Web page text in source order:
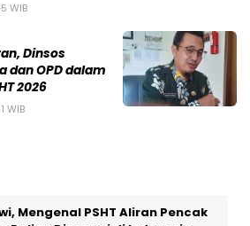
WIB
Dinsos
dan OPD dalam
2026
WIB
Mengenal PSHT Aliran Pencak